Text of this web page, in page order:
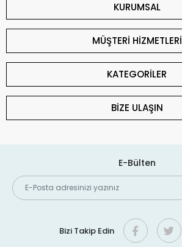
KURUMSAL
MÜŞTERİ HİZMETLERİ
KATEGORİLER
BİZE ULAŞIN
E-Bülten
Bizi Takip Edin